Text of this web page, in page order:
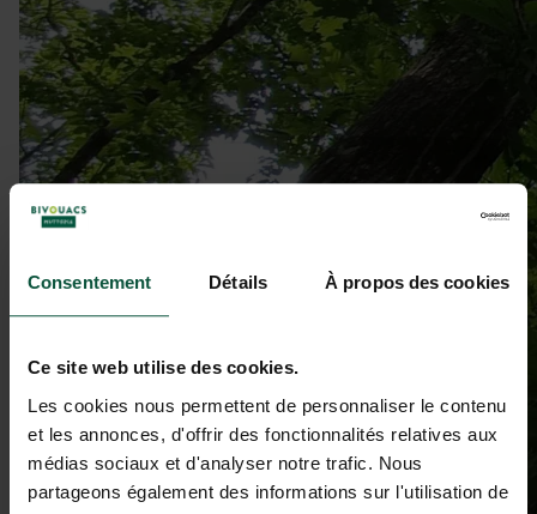
Consentement Détails À propos des cookies
Ce site web utilise des cookies.
Les cookies nous permettent de personnaliser le contenu
et les annonces, d'offrir des fonctionnalités relatives aux
médias sociaux et d'analyser notre trafic. Nous
partageons également des informations sur l'utilisation de